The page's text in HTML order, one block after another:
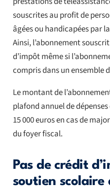
souscrites au profit de
âgées ou handicapées par
Ainsi, l’abonnement
d’impôt même si
compris dans un ensemble
Le montant de
plafond annuel de
15 000 euros en cas de
du foyer fiscal.
Pas de crédit
soutien scolaire